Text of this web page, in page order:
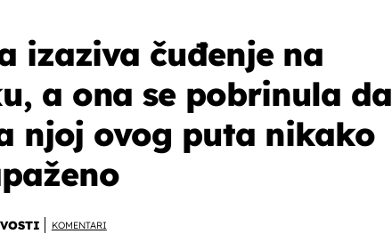
izaziva čuđenje na
a ona se pobrinula da
njoj ovog puta nikako
KOMENTARI